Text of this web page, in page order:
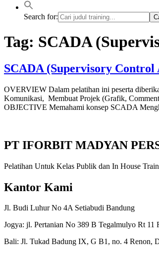
Search for:
Tag: SCADA
SCADA (Supervisory Control
OVERVIEW Dalam pelatihan ini peserta
Komunikasi, Membuat Projek (Grafik,
OBJECTIVE Memahami konsep SCADA
PT IFORBIT MADYAN
Pelatihan Untuk Kelas Publik dan In House
Kantor Kami
Jl. Budi Luhur No 4A Setiabudi Bandung
Jogya: jl. Pertanian No 389 B Tegalmulyo Rt 11
Bali: Jl. Tukad Badung IX, G B1, no. 4 Renon,